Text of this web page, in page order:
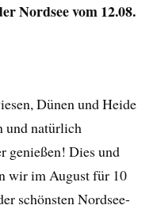
Nordsee vom 12.08.
Dünen und Heide
und natürlich
genießen! Dies und
wir im August für 10
schönsten Nordsee-